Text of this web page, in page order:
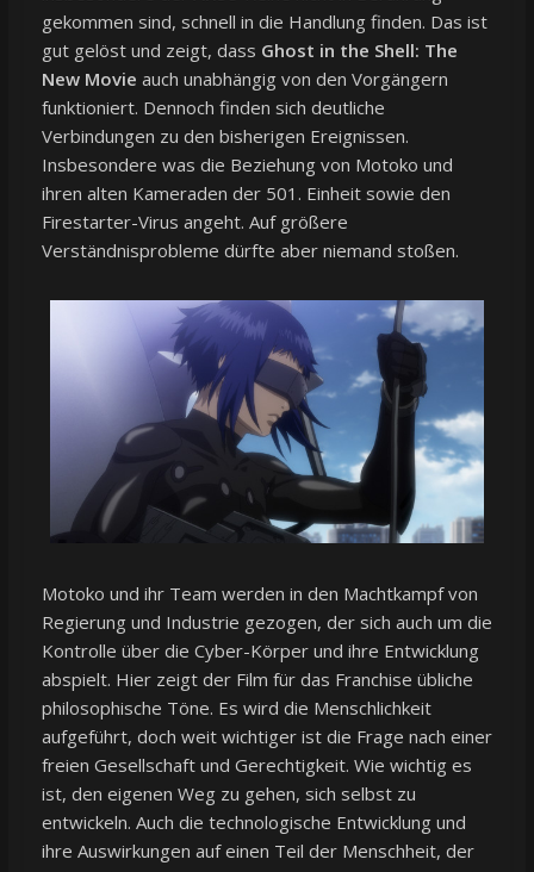
gekommen sind, schnell in die Handlung finden. Das ist
gut gelöst und zeigt, dass Ghost in the Shell: The
New Movie auch unabhängig von den Vorgängern
funktioniert. Dennoch finden sich deutliche
Verbindungen zu den bisherigen Ereignissen.
Insbesondere was die Beziehung von Motoko und
ihren alten Kameraden der 501. Einheit sowie den
Firestarter-Virus angeht. Auf größere
Verständnisprobleme dürfte aber niemand stoßen.
Motoko und ihr Team werden in den Machtkampf von
Regierung und Industrie gezogen, der sich auch um die
Kontrolle über die Cyber-Körper und ihre Entwicklung
abspielt. Hier zeigt der Film für das Franchise übliche
philosophische Töne. Es wird die Menschlichkeit
aufgeführt, doch weit wichtiger ist die Frage nach einer
freien Gesellschaft und Gerechtigkeit. Wie wichtig es
ist, den eigenen Weg zu gehen, sich selbst zu
entwickeln. Auch die technologische Entwicklung und
ihre Auswirkungen auf einen Teil der Menschheit, der